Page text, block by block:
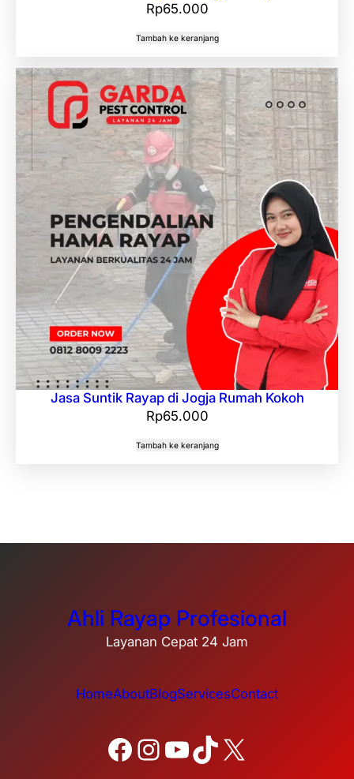
Rp65.000
Tambah ke keranjang
Jasa Suntik Rayap di Jogja Rumah Kokoh
Rp65.000
Tambah ke keranjang
Ahli Rayap Profesional
Layanan Cepat 24 Jam
HomeAboutBlogServicesContact
Facebook Instagram YouTube TikTok X